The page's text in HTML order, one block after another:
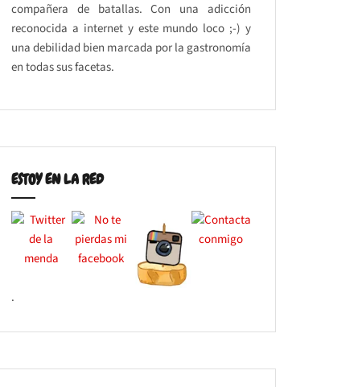
compañera de batallas. Con una adicción
reconocida a internet y este mundo loco ;-) y
una debilidad bien marcada por la gastronomía
en todas sus facetas.
ESTOY EN LA RED
.